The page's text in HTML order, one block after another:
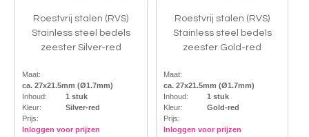
Roestvrij stalen (RVS)
Stainless steel bedels
zeester Silver-red
Maat:
ca. 27x21.5mm (Ø1.7mm)
Inhoud:
1 stuk
Kleur:
Silver-red
Prijs:
Inloggen voor prijzen
Roestvrij stalen (RVS)
Stainless steel bedels
zeester Gold-red
Maat:
ca. 27x21.5mm (Ø1.7mm)
Inhoud:
1 stuk
Kleur:
Gold-red
Prijs:
Inloggen voor prijzen